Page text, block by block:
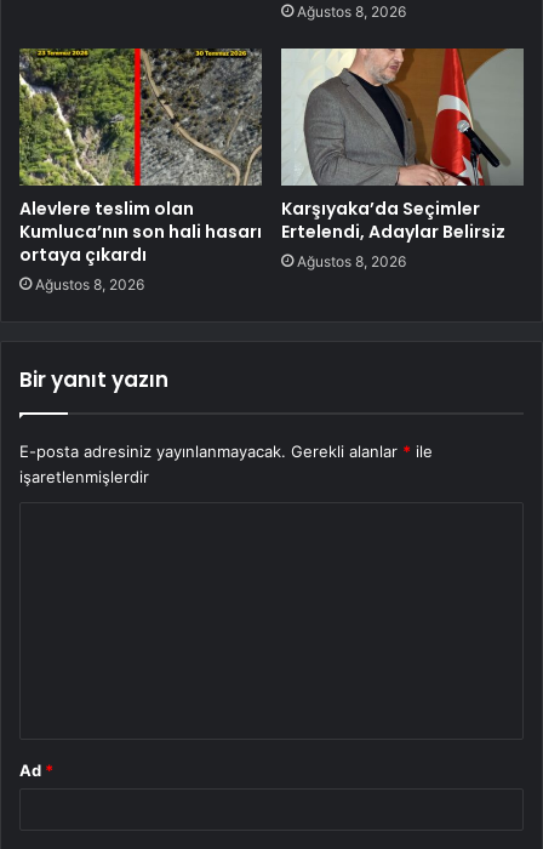
Ağustos 8, 2026
Alevlere teslim olan
Kumluca’nın son hali hasarı
ortaya çıkardı
Ağustos 8, 2026
Karşıyaka’da Seçimler
Ertelendi, Adaylar Belirsiz
Ağustos 8, 2026
Bir yanıt yazın
E-posta adresiniz yayınlanmayacak. Gerekli alanlar * ile
işaretlenmişlerdir
Ad *